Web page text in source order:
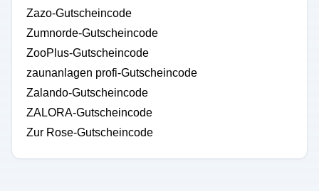
Zazo-Gutscheincode
Zumnorde-Gutscheincode
ZooPlus-Gutscheincode
zaunanlagen profi-Gutscheincode
Zalando-Gutscheincode
ZALORA-Gutscheincode
Zur Rose-Gutscheincode